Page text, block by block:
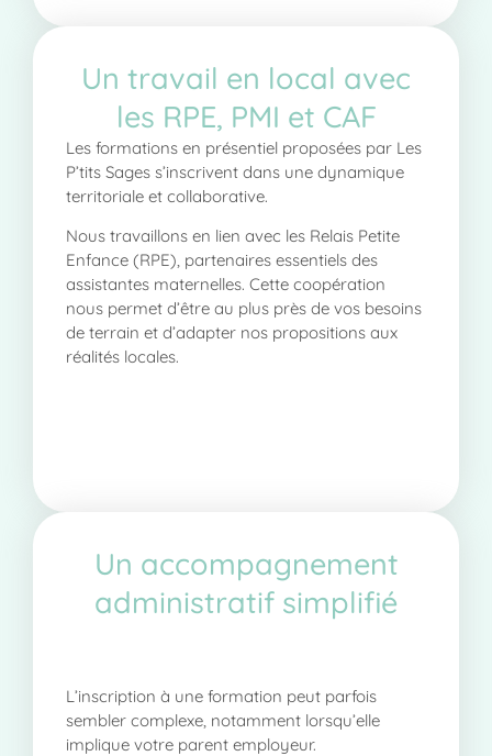
Un travail en local avec
les RPE, PMI et CAF
Les formations en présentiel proposées par Les
P’tits Sages s’inscrivent dans une dynamique
territoriale et collaborative.
Nous travaillons en lien avec les Relais Petite
Enfance (RPE), partenaires essentiels des
assistantes maternelles. Cette coopération
nous permet d’être au plus près de vos besoins
de terrain et d’adapter nos propositions aux
réalités locales.
Un accompagnement
administratif simplifié
L’inscription à une formation peut parfois
sembler complexe, notamment lorsqu’elle
implique votre parent employeur.